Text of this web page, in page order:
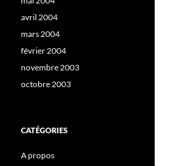
avril 2004
mars 2004
février 2004
novembre 2003
octobre 2003
CATÉGORIES
A propos